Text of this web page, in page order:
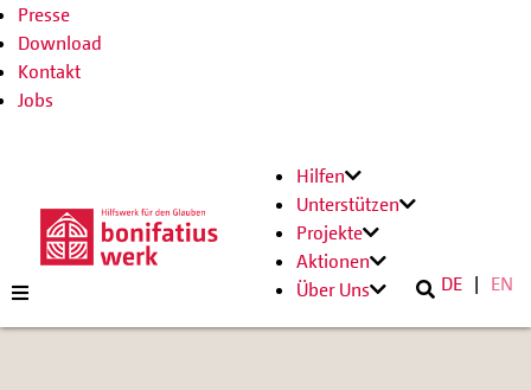
Presse
Download
Kontakt
Jobs
Hilfen
Unterstützen
Projekte
Aktionen
Über Uns
DE EN